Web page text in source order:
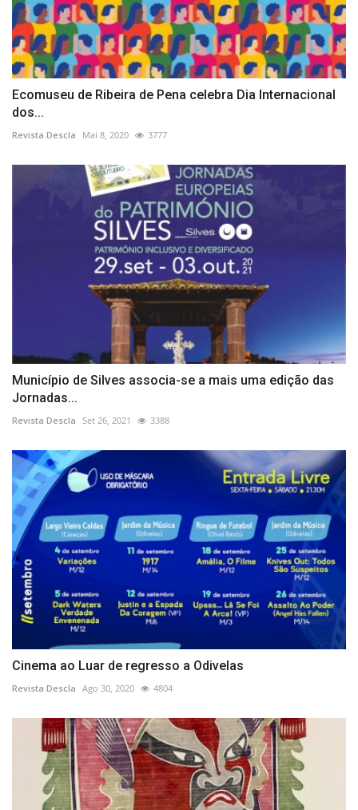
Ecomuseu de Ribeira de Pena celebra Dia Internacional
dos...
Revista Descla Mai 8, 2020 3777
Município de Silves associa-se a mais uma edição das
Jornadas...
Revista Descla Set 26, 2021 3388
Cinema ao Luar de regresso a Odivelas
Revista Descla Ago 30, 2020 4804